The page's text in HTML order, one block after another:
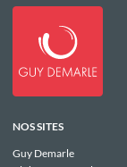
NOS SITES
Guy Demarle